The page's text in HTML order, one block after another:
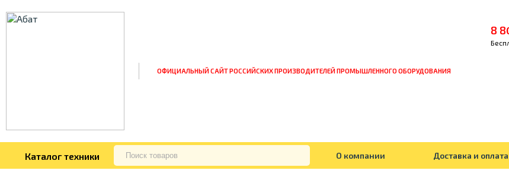
ОФИЦИАЛЬНЫЙ САЙТ РОССИЙСКИХ ПРОИЗВОДИТЕЛЕЙ ПРОМЫШЛЕННОГО ОБОРУДОВАНИЯ
8
Каталог техники О компании Доставка и оплата